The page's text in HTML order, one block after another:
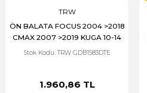
TRW
ÖN BALATA FOCUS 2004 >2018
CMAX 2007 >2019 KUGA 10-14
TRANSIT TOURNEO CONNECT
C30 2006-2012 MAZDA 3 08-14
Stok Kodu: TRW GDB1583DTE
1.960,86 TL